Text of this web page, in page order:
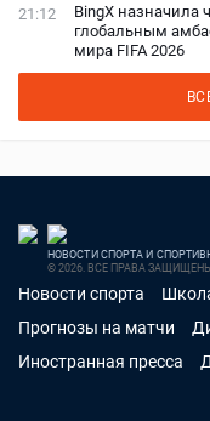
21:12
BingX
глобальным
мира FIFA 2026
НОВОСТИ СПОРТА И
© 2026. ВСЕ ПРАВА ЗАЩИЩЕНЫ
Новости спорта
Прогнозы на матчи
Иностранная пресса